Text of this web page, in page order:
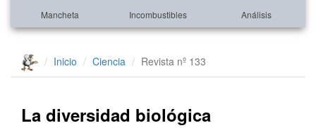
Mancheta Incombustibles Análisis
Inicio Ciencia Revista nº 133
La diversidad biológica